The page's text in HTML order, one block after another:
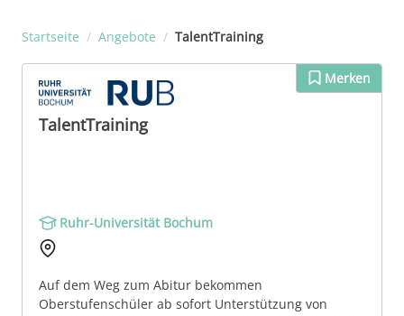
Startseite / Angebote / TalentTraining
Merken
TalentTraining
Ruhr-Universität Bochum
Auf dem Weg zum Abitur bekommen
Oberstufenschüler ab sofort Unterstützung von